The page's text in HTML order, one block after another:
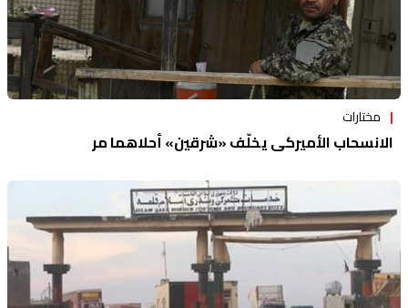
مختارات
الانسحاب الأميركي يخلّف «شرقين» أحلاهما مر